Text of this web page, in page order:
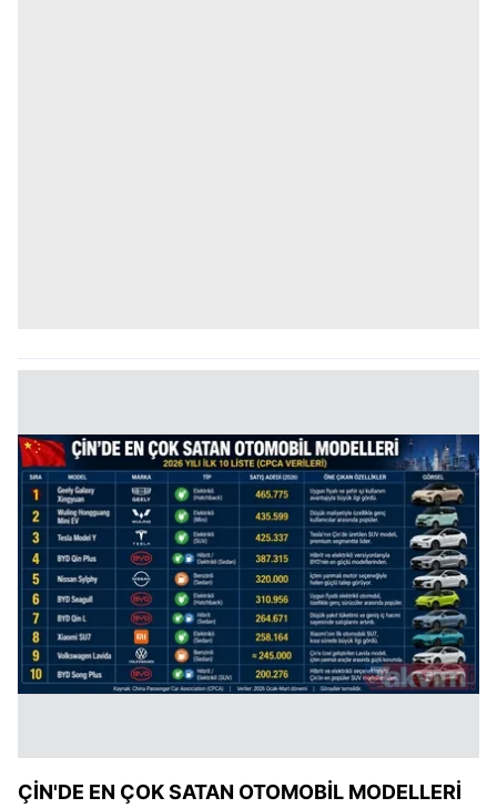
ÇİN'DE EN ÇOK SATAN OTOMOBİL MODELLERİ